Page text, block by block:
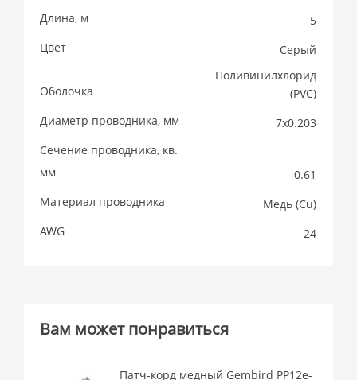
Длина, м
5
Цвет
Серый
Оболочка
Поливинилхлорид
(PVC)
Диаметр проводника, мм
7х0.203
Сечение проводника, кв.
мм
0.61
Материал проводника
Медь (Cu)
AWG
24
Вам может понравиться
Патч-корд медный Gembird PP12e-